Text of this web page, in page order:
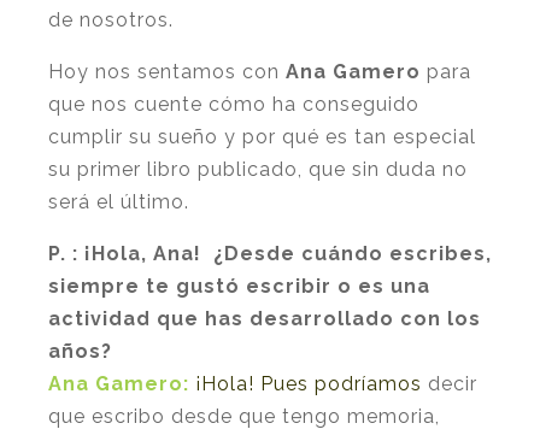
de nosotros.
Hoy nos sentamos con Ana Gamero para
que nos cuente cómo ha conseguido
cumplir su sueño y por qué es tan especial
su primer libro publicado, que sin duda no
será el último.
P. : ¡Hola, Ana! ¿Desde cuándo escribes,
siempre te gustó escribir o es una
actividad que has desarrollado con los
años?
Ana Gamero: ¡Hola! Pues podríamos decir
que escribo desde que tengo memoria,